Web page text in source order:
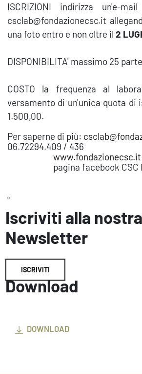
ISCRIZIONI indirizza un'e-
csclab@fondazionecsc.it
una foto entro e non oltre il 2
DISPONIBILITA' massimo 25
COSTO la frequenza al
versamento di un'unica quota di
1.500,00.
Per saperne di più:
06.72294.409 / 436
www.fondazionecsc.it
pagina facebook CSC
"
Iscriviti alla nostra
Newsletter
ISCRIVITI
Download
DOWNLOAD